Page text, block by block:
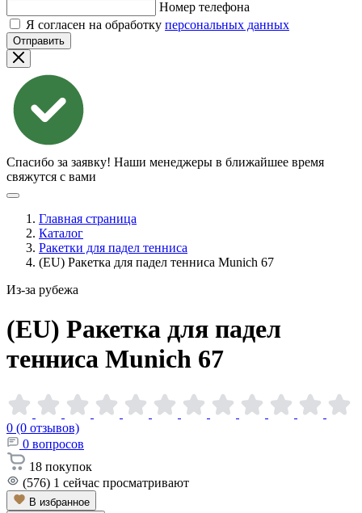
Номер телефона
Я согласен на обработку персональных данных
Отправить
Спасибо за заявку! Наши менеджеры в ближайшее время
свяжутся с вами
Главная страница
Каталог
Ракетки для падел тенниса
(EU) Ракетка для падел тенниса Munich 67
Из-за рубежа
(EU) Ракетка для падел
тенниса Munich 67
0 (0 отзывов)
0 вопросов
18 покупок
(576) 1 сейчас просматривают
В избранное